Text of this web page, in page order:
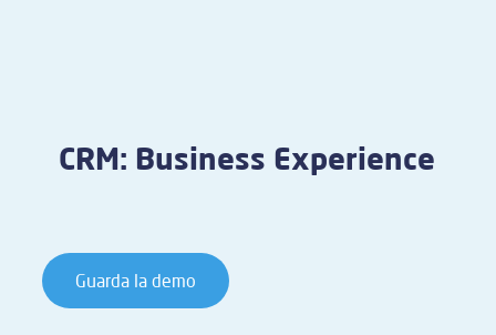
CRM: Business Experience
Guarda la demo